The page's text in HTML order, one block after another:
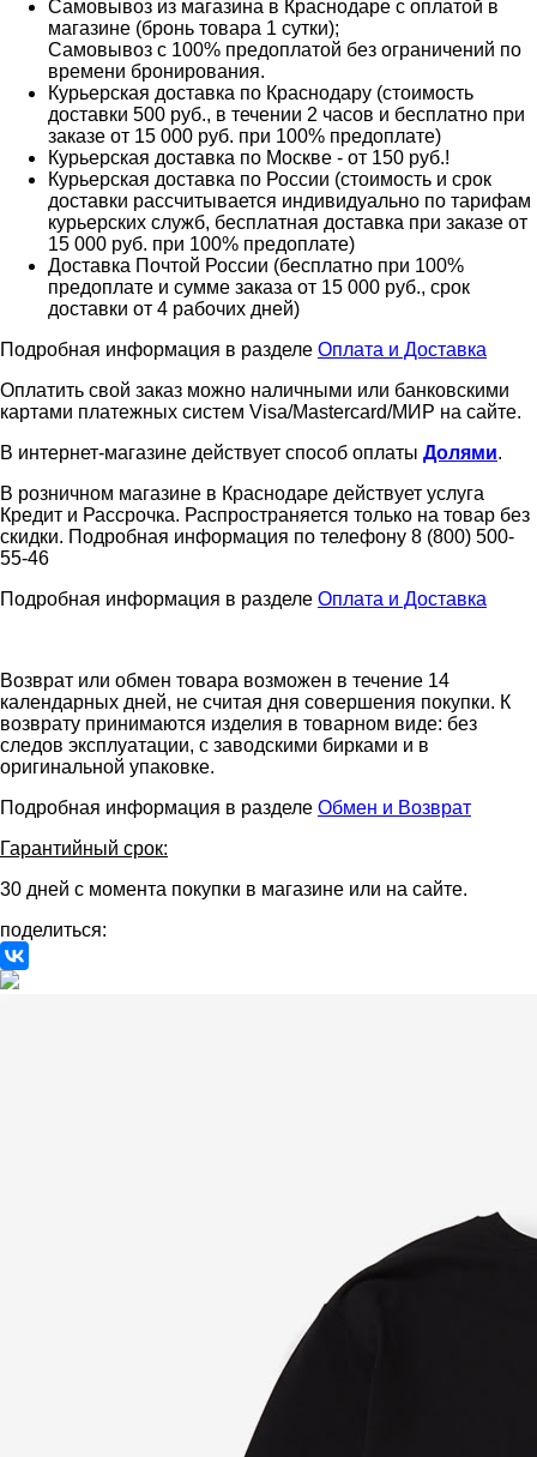
Самовывоз из магазина в Краснодаре с оплатой в
магазине (бронь товара 1 сутки);
Самовывоз с 100% предоплатой без ограничений по
времени бронирования.
Курьерская доставка по Краснодару (стоимость
доставки 500 руб., в течении 2 часов и бесплатно при
заказе от 15 000 руб. при 100% предоплате)
Курьерская доставка по Москве - от 150 руб.!
Курьерская доставка по России (стоимость и срок
доставки рассчитывается индивидуально по тарифам
курьерских служб, бесплатная доставка при заказе от
15 000 руб. при 100% предоплате)
Доставка Почтой России (бесплатно при 100%
предоплате и сумме заказа от 15 000 руб., срок
доставки от 4 рабочих дней)
Подробная информация в разделе Оплата и Доставка
Оплатить свой заказ можно наличными или банковскими
картами платежных систем Visa/Mastercard/МИР на сайте.
В интернет-магазине действует способ оплаты Долями.
В розничном магазине в Краснодаре действует услуга
Кредит и Рассрочка. Распространяется только на товар без
скидки. Подробная информация по телефону 8 (800) 500-
55-46
Подробная информация в разделе Оплата и Доставка
Возврат или обмен товара возможен в течение 14
календарных дней, не считая дня совершения покупки. К
возврату принимаются изделия в товарном виде: без
следов эксплуатации, с заводскими бирками и в
оригинальной упаковке.
Подробная информация в разделе Обмен и Возврат
Гарантийный срок:
30 дней с момента покупки в магазине или на сайте.
поделиться: